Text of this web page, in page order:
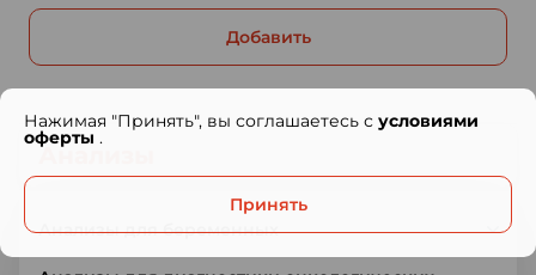
Анализы
Анализы для беременных
Добавить
Нажимая "Принять", вы соглашаетесь с условиями
оферты .
Принять